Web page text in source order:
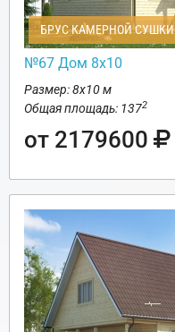
БРУС КАМЕРНОЙ СУШКИ
№67 Дом 8х10
Размер: 8х10 м
Общая площадь: 1372
от 2179600